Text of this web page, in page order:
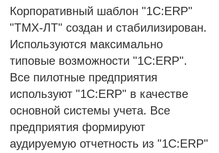
Корпоративный шаблон "1С:ERP"
"ТМХ-ЛТ" создан и стабилизирован.
Используются максимально
типовые возможности "1С:ERP".
Все пилотные предприятия
используют "1С:ERP" в качестве
основной системы учета. Все
предприятия формируют
аудируемую отчетность из "1С:ERP"